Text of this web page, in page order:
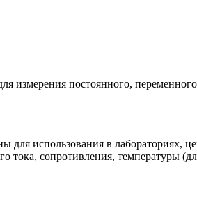
измерения постоянного,
использования в лабораториях,
тока, сопротивления, температуры